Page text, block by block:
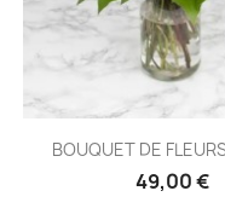
Aperçu
BOUQUET DE
49,00 €